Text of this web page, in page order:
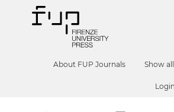
About FUP Journals Show
Login